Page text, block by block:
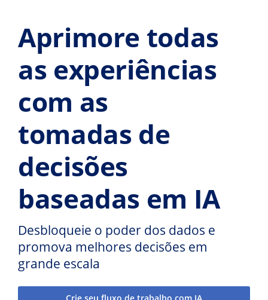
Aprimore todas
as experiências
com as
tomadas de
decisões
baseadas em IA
Desbloqueie o poder dos dados e
promova melhores decisões em
grande escala